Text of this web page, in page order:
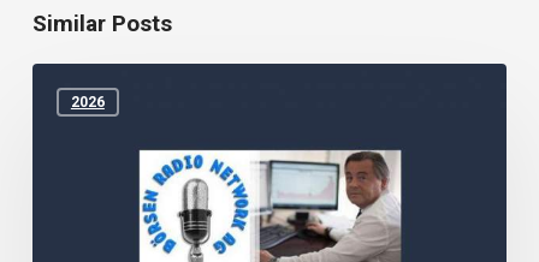
Similar Posts
2026
Aktie